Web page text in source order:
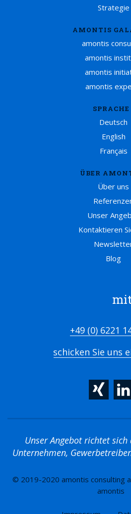
Strategie
AMONTIS
amontis
amontis
amontis
amontis
SPRACHE
Deutsch
English
Français
ÜBER
Über uns
Unser
Kontaktieren
Blog
+49 (0) 6221
schicken Sie uns
Unser Angebot richtet
Unternehmen,
© 2019-2020 amontis consulting
amontis